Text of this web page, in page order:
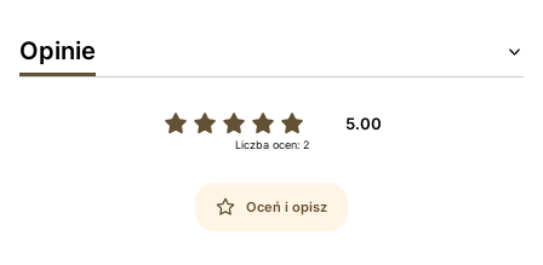
Opinie
5.00
Liczba ocen: 2
Oceń i opisz